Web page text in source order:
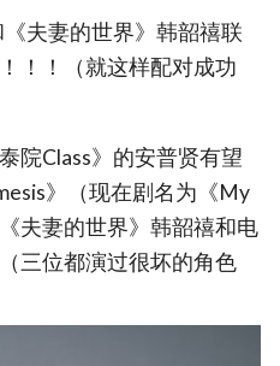
《夫妻的世界》韩韶禧联
！！（就这样配对成功
院Class》的安普贤有望
》（现在剧名为《My
夫妻的世界》韩韶禧和电
三位都演过很坏的角色